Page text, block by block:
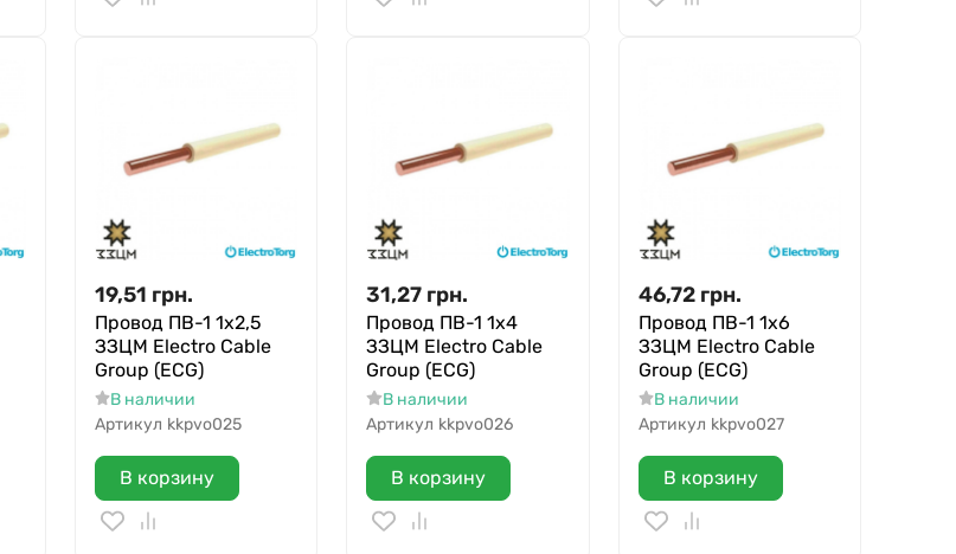
19,51 грн.
Провод ПВ-1 1х2,5
ЗЗЦМ Electro Cable
Group (ECG)
В наличии
Артикул kkpvo025
В корзину
31,27 грн.
Провод ПВ-1 1х4
ЗЗЦМ Electro Cable
Group (ECG)
В наличии
Артикул kkpvo026
В корзину
46,72 грн.
Провод ПВ-1 1х6
ЗЗЦМ Electro Cable
Group (ECG)
В наличии
Артикул kkpvo027
В корзину